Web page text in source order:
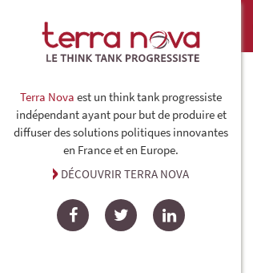
Terra Nova est un think tank progressiste
indépendant ayant pour but de produire et
diffuser des solutions politiques innovantes
en France et en Europe.
DÉCOUVRIR TERRA NOVA
FacebookTwitterLinkedIn